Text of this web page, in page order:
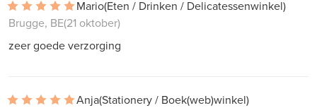
Mario(Eten / Drinken / Delicatessenwinkel)
Brugge, BE(21 oktober)
zeer goede verzorging
Anja(Stationery / Boek(web)winkel)